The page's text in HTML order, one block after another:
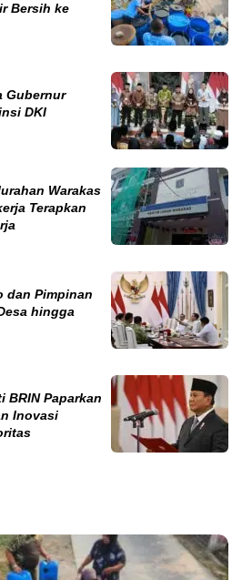
Bersih ke
Gubernur
DKI
Warakas
Terapkan
dan Pimpinan
hingga
BRIN Paparkan
Inovasi